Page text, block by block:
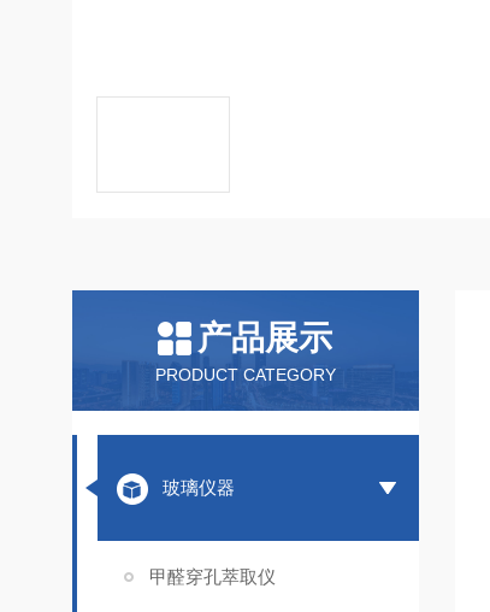
产品展示
PRODUCT CATEGORY
玻璃仪器
甲醛穿孔萃取仪